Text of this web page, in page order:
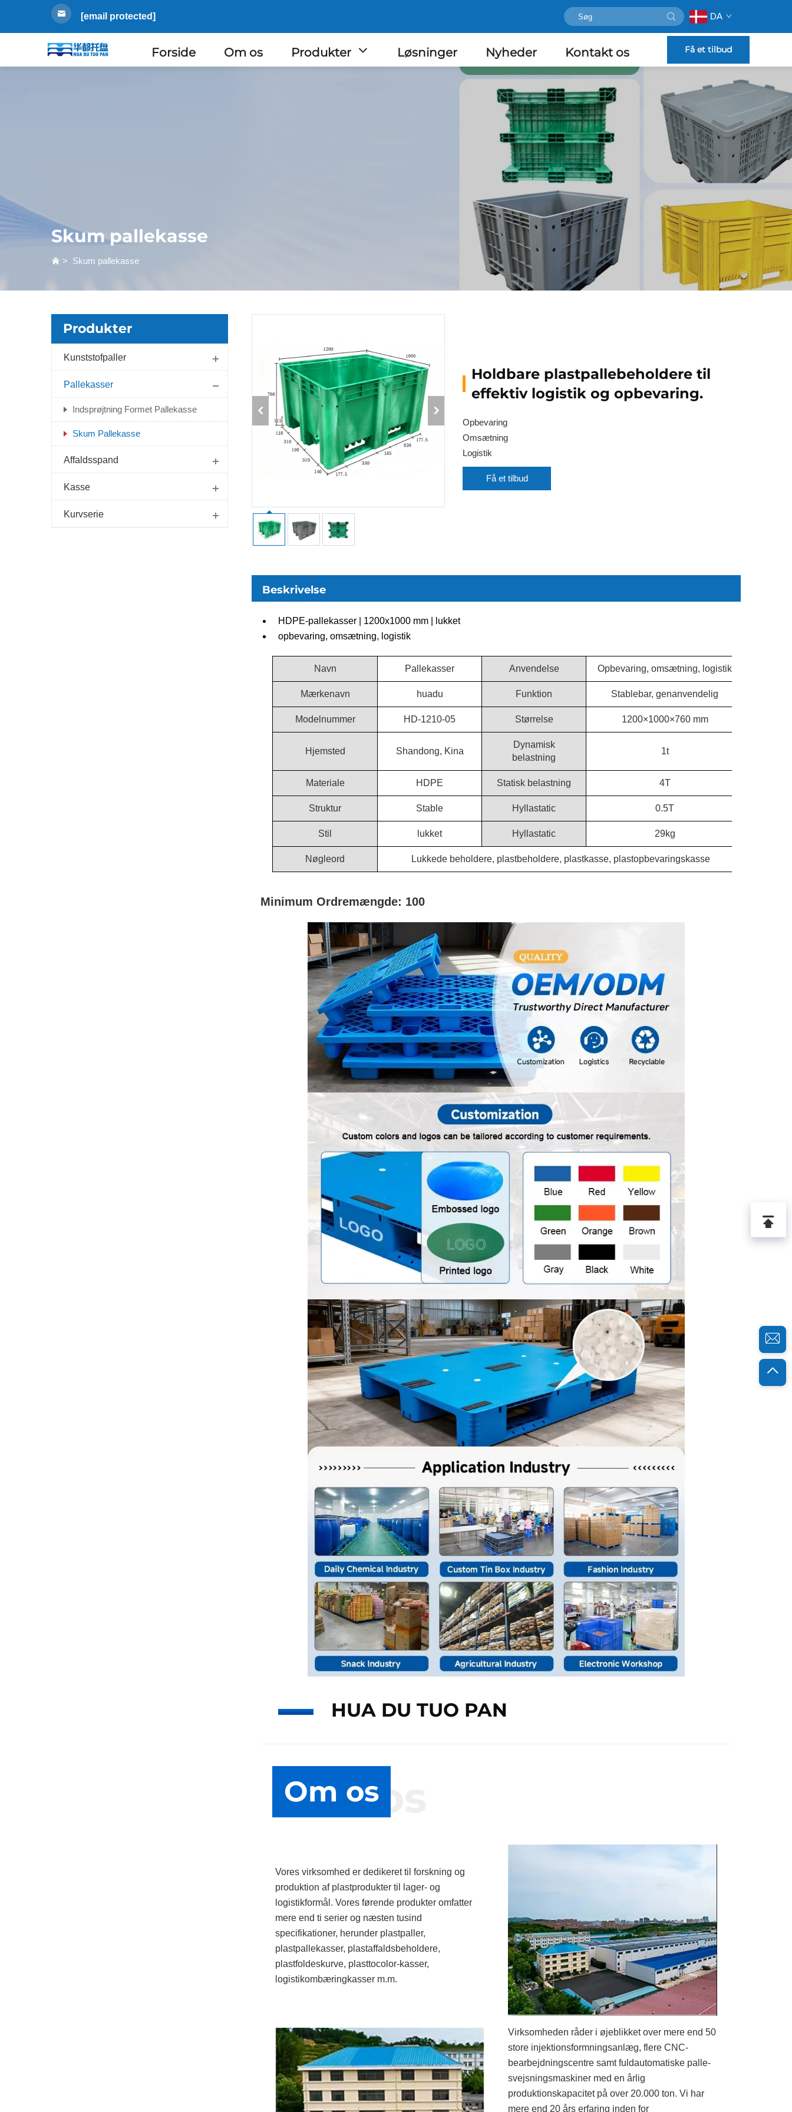
[email protected] DA
Forside Om os Produkter Løsninger Nyheder Kontakt os Få et tilbud
Skum pallekasse
> Skum pallekasse
Produkter
Kunststofpaller
Pallekasser
Indsprøjtning Formet Pallekasse
Skum Pallekasse
Affaldsspand
Kasse
Kurvserie
Holdbare plastpallebeholdere til
effektiv logistik og opbevaring.
Opbevaring
Omsætning
Logistik
Få et tilbud
Beskrivelse
HDPE-pallekasser | 1200x1000 mm | lukket
opbevaring, omsætning, logistik
Navn Pallekasser Anvendelse Opbevaring, omsætning, logistik
Mærkenavn huadu Funktion Stablebar, genanvendelig
Modelnummer HD-1210-05 Størrelse 1200×1000×760 mm
Hjemsted Shandong, Kina
Dynamisk
belastning
1t
Materiale HDPE Statisk belastning 4T
Struktur Stable Hyllastatic 0.5T
Stil lukket Hyllastatic 29kg
Nøgleord Lukkede beholdere, plastbeholdere, plastkasse, plastopbevaringskasse
Minimum Ordremængde: 100
HUA DU TUO PAN
Om os
Om os
Vores virksomhed er dedikeret til forskning og
produktion af plastprodukter til lager- og
logistikformål. Vores førende produkter omfatter
mere end ti serier og næsten tusind
specifikationer, herunder plastpaller,
plastpallekasser, plastaffaldsbeholdere,
plastfoldeskurve, plasttocolor-kasser,
logistikombæringkasser m.m.
Virksomheden råder i øjeblikket over mere end 50
store injektionsformningsanlæg, flere CNC-
bearbejdningscentre samt fuldautomatiske palle-
svejsningsmaskiner med en årlig
produktionskapacitet på over 20.000 ton. Vi har
mere end 20 års erfaring inden for